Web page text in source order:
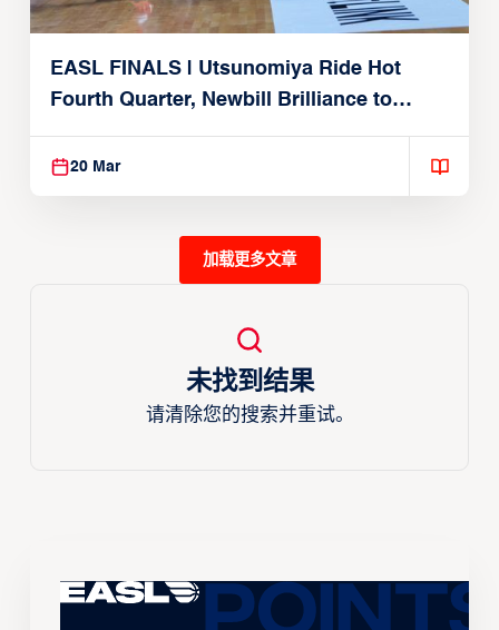
EASL FINALS | Utsunomiya Ride Hot
Fourth Quarter, Newbill Brilliance to
Reach EASL Championship Game
20 Mar
加载更多文章
未找到结果
请清除您的搜索并重试。